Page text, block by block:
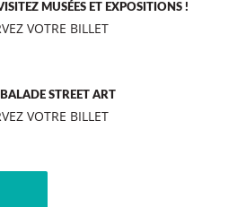
VISITEZ MUSÉES ET EXPOSITIONS !
VOTRE BILLET
STREET ART
VOTRE BILLET